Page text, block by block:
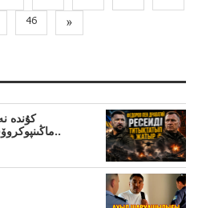
46 »
ماڭىنپوكروۆسكاپ، درون ماڭىنداعىنە ج..